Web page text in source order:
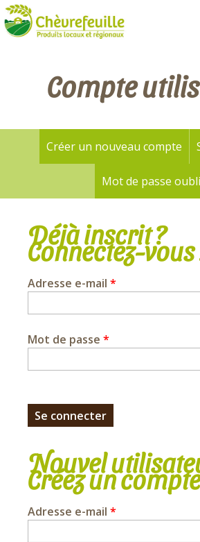
Compte
Onglets
principaux
Créer un nouveau compte
Mot de passe
Déjà inscrit ?
Connectez-vous
Adresse e-mail *
Mot de passe *
Nouvel
Créez un
Adresse e-mail *